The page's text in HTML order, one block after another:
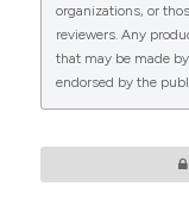
0
organizations, or
reviewers. Any
that may be made
endorsed by the